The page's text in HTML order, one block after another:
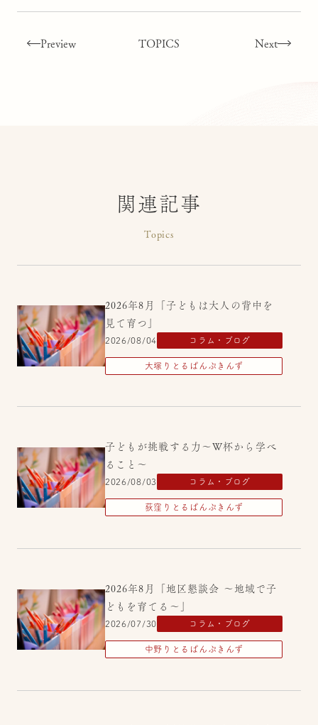
Preview TOPICS Next
関連記事
Topics
2026年8月「子どもは大人の背中を
見て育つ」
2026/08/04 コラム・ブログ
大塚りとるぱんぷきんず
子どもが挑戦する力～W杯から学べ
ること～
2026/08/03 コラム・ブログ
荻窪りとるぱんぷきんず
2026年8月「地区懇談会 ～地域で子
どもを育てる～」
2026/07/30 コラム・ブログ
中野りとるぱんぷきんず